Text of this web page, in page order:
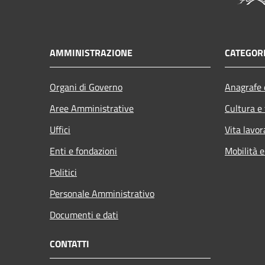
AMMINISTRAZIONE
Organi di Governo
Aree Amministrative
Uffici
Enti e fondazioni
Politici
Personale Amministrativo
Documenti e dati
Cultura
Vita
Mobilità
CONTATTI